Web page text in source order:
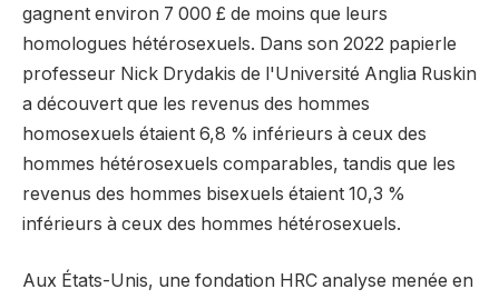
gagnent environ 7 000 £ de moins que leurs
homologues hétérosexuels. Dans son 2022 papierle
professeur Nick Drydakis de l'Université Anglia Ruskin
a découvert que les revenus des hommes
homosexuels étaient 6,8 % inférieurs à ceux des
hommes hétérosexuels comparables, tandis que les
revenus des hommes bisexuels étaient 10,3 %
inférieurs à ceux des hommes hétérosexuels.
Aux États-Unis, une fondation HRC analyse menée en